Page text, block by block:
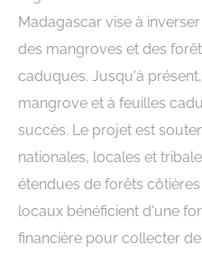
Madagascar vise à
des mangroves et des
caduques. Jusqu'à
mangrove et à feuilles
succès. Le projet est
nationales, locales et
étendues de forêts
locaux bénéficient d'une
financière pour collecter